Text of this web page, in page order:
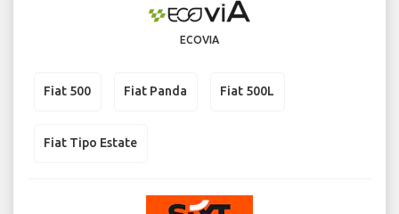
ECOVIA
Fiat 500 Fiat Panda Fiat 500L
Fiat Tipo Estate